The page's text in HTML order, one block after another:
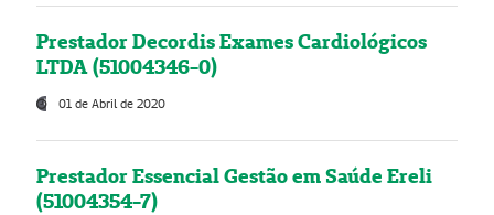
Prestador Decordis Exames Cardiológicos
LTDA (51004346-0)
01 de Abril de 2020
Prestador Essencial Gestão em Saúde Ereli
(51004354-7)